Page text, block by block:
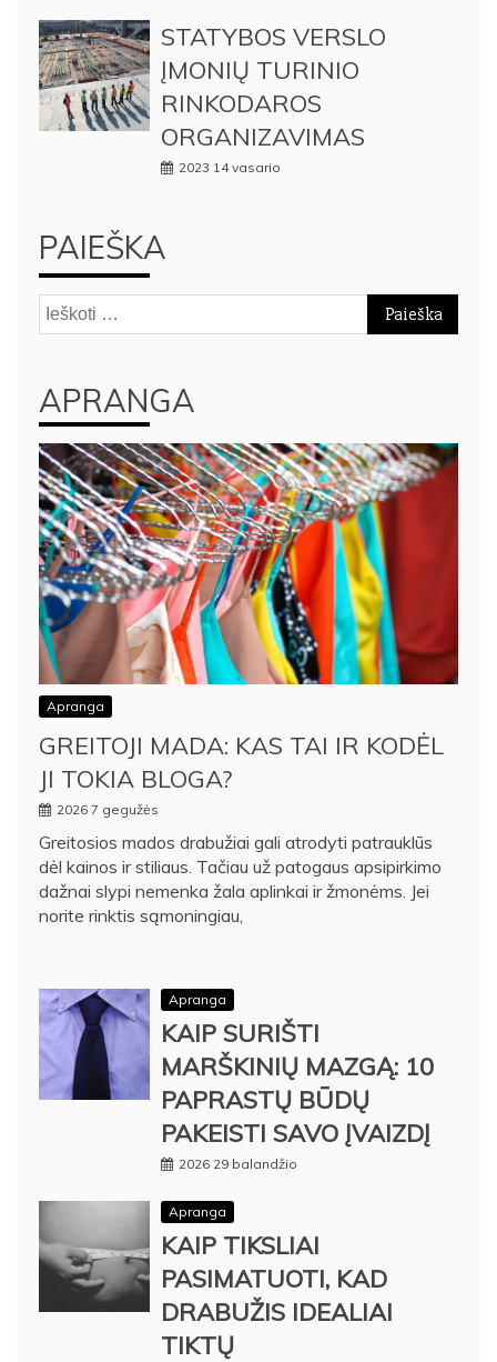
STATYBOS VERSLO
ĮMONIŲ TURINIO
RINKODAROS
ORGANIZAVIMAS
2023 14 vasario
PAIEŠKA
Ieškoti:
APRANGA
Apranga
GREITOJI MADA: KAS TAI IR KODĖL
JI TOKIA BLOGA?
2026 7 gegužės
Greitosios mados drabužiai gali atrodyti patrauklūs
dėl kainos ir stiliaus. Tačiau už patogaus apsipirkimo
dažnai slypi nemenka žala aplinkai ir žmonėms. Jei
norite rinktis sąmoningiau,
Apranga
KAIP SURIŠTI
MARŠKINIŲ MAZGĄ: 10
PAPRASTŲ BŪDŲ
PAKEISTI SAVO ĮVAIZDĮ
2026 29 balandžio
Apranga
KAIP TIKSLIAI
PASIMATUOTI, KAD
DRABUŽIS IDEALIAI
TIKTŲ